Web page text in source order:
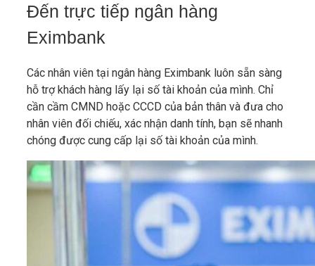
Đến trực tiếp ngân hàng
Eximbank
Các nhân viên tại ngân hàng Eximbank luôn sẵn sàng
hỗ trợ khách hàng lấy lại số tài khoản của mình. Chỉ
cần cầm CMND hoặc CCCD của bản thân và đưa cho
nhân viên đối chiếu, xác nhận danh tính, bạn sẽ nhanh
chóng được cung cấp lại số tài khoản của mình.